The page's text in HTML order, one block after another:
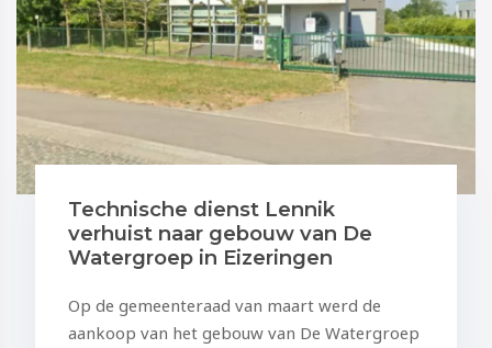
Technische dienst Lennik
verhuist naar gebouw van De
Watergroep in Eizeringen
Op de gemeenteraad van maart werd de
aankoop van het gebouw van De Watergroep